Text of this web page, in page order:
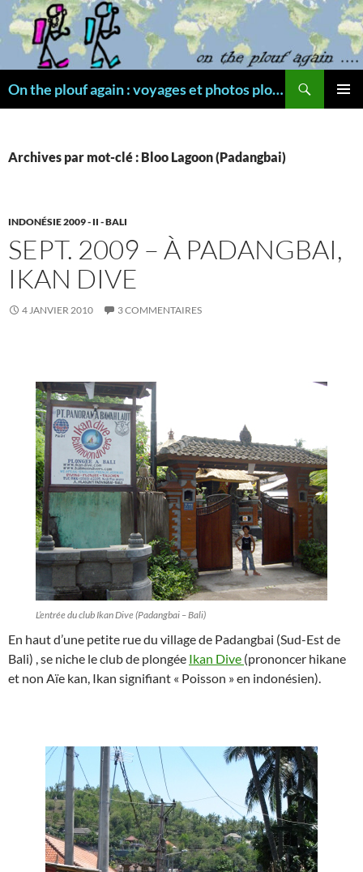
Aller
au
contenu
On the plouf again : voyages et photos plongée
Archives par mot-clé : Bloo Lagoon (Padangbai)
INDONÉSIE 2009 - II - BALI
SEPT. 2009 – À PADANGBAI,
IKAN DIVE
4 JANVIER 2010 3 COMMENTAIRES
L’entrée du club Ikan Dive (Padangbai – Bali)
En haut d’une petite rue du village de Padangbai (Sud-Est de
Bali) , se niche le club de plongée Ikan Dive (prononcer hikane
et non Aïe kan, Ikan signifiant « Poisson » en indonésien).